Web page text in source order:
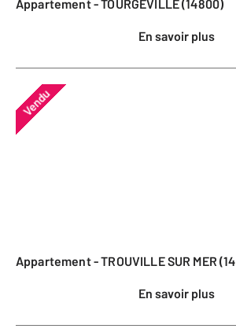
Appartement - TOURGEVILLE (14800)
En savoir plus
Vendu
Appartement - TROUVILLE SUR MER
En savoir plus